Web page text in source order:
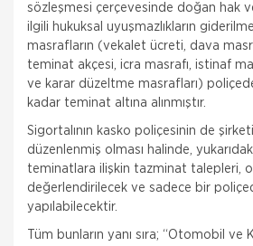
sözleşmesi çerçevesinde doğan hak
ilgili hukuksal uyuşmazlıkların
masrafların (vekalet ücreti, dava
teminat akçesi, icra masrafı, istinaf
ve karar düzeltme masrafları)
kadar teminat altına alınmıştır.
Sigortalının kasko poliçesinin de
düzenlenmiş olması halinde,
teminatlara ilişkin tazminat talepleri,
değerlendirilecek ve sadece bir
yapılabilecektir.
Tüm bunların yanı sıra; “Otomobil ve